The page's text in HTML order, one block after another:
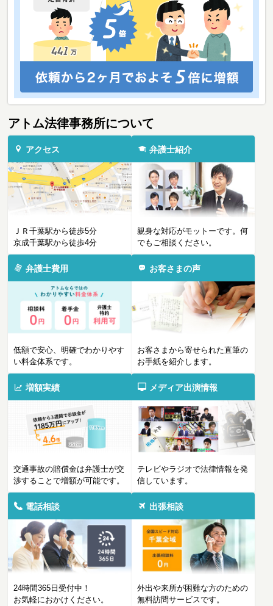
アトム法律事務所について
アクセス
ＪＲ千葉駅から徒歩5分
京成千葉駅から徒歩4分
弁護士紹介
親身な対応がモットーです。何
でもご相談ください。
弁護士費用
低額で安心、明確でわかりやす
い料金体系です。
お客さまの声
お客さまから寄せられた直筆の
お手紙を紹介します。
増額実績
交通事故の賠償金は弁護士が交
渉することで増額が可能です。
メディア出演情報
テレビやラジオで法律情報を発
信しています。
電話相談
24時間365日受付中！
お気軽におかけください。
出張相談
外出や来所が困難な方のための
無料訪問サービスです。